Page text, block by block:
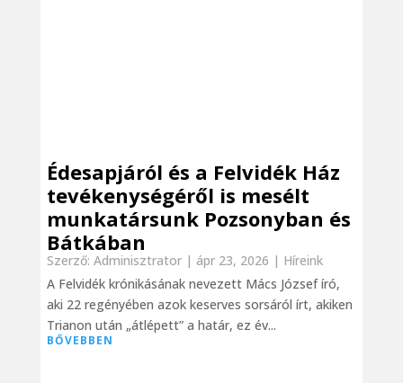
Édesapjáról és a Felvidék Ház
tevékenységéről is mesélt
munkatársunk Pozsonyban és
Bátkában
Szerző: Adminisztrator| ápr 23, 2026 | Híreink
A Felvidék krónikásának nevezett Mács József író,
aki 22 regényében azok keserves sorsáról írt, akiken
Trianon után „átlépett” a határ, ez év...
BŐVEBBEN